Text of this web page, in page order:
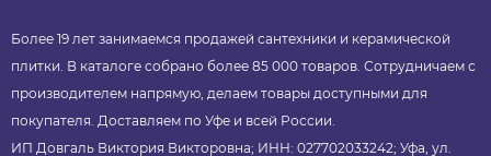
Более 19 лет занимаемся продажей сантехники и керамической
плитки. В каталоге собрано более 85 000 товаров. Сотрудничаем с
производителем напрямую, делаем товары доступными для
покупателя. Доставляем по Уфе и всей России.
ИП Довгаль Виктория Викторовна; ИНН: 027702033242; Уфа, ул.